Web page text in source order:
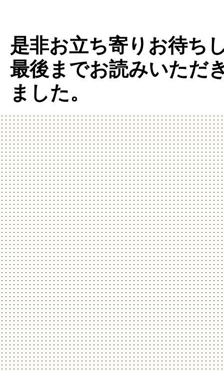
是非お立ち寄りお待ち
最後までお読みいただ
ました。